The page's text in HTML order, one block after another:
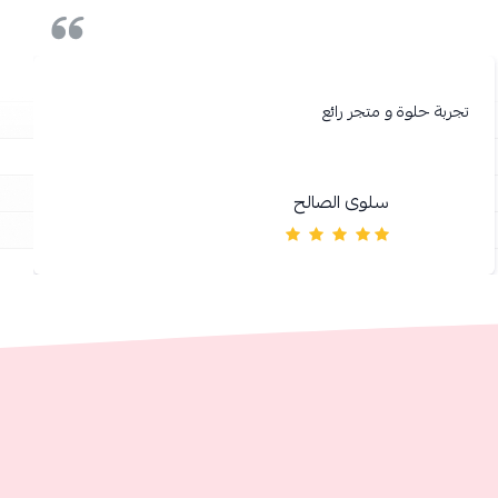
تجربة حلوة و متجر رائع
سلوى الصالح